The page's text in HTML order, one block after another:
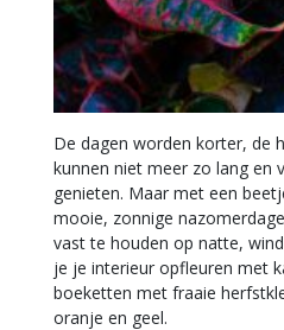
De dagen worden korter, de
kunnen niet meer zo lang en
genieten. Maar met een
mooie, zonnige
vast te houden op natte,
je je interieur opfleuren met
boeketten met fraaie
oranje en geel.